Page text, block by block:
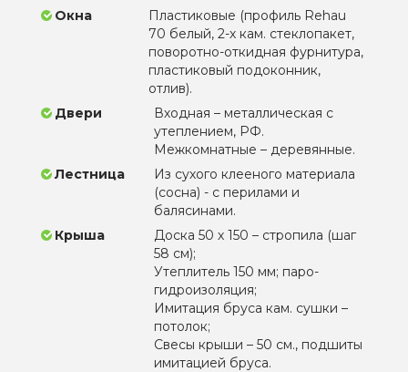
Окна
Пластиковые (профиль Rehau
70 белый, 2-х кам. стеклопакет,
поворотно-откидная фурнитура,
пластиковый подоконник,
отлив).
Двери
Входная – металлическая с
утеплением, РФ.
Межкомнатные – деревянные.
Лестница
Из сухого клееного материала
(сосна) - с перилами и
балясинами.
Крыша
Доска 50 х 150 – стропила (шаг
58 см);
Утеплитель 150 мм; паро-
гидроизоляция;
Имитация бруса кам. сушки –
потолок;
Свесы крыши – 50 см., подшиты
имитацией бруса.